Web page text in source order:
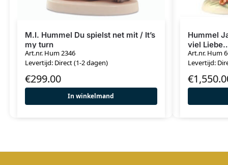
M.I. Hummel Du spielst net mit / It’s
my turn
Art.nr. Hum 2346
Levertijd: Direct (1-2 dagen)
€299.00
In winkelmand
Hummel
viel
Art.nr. Hum
Levertijd:
€